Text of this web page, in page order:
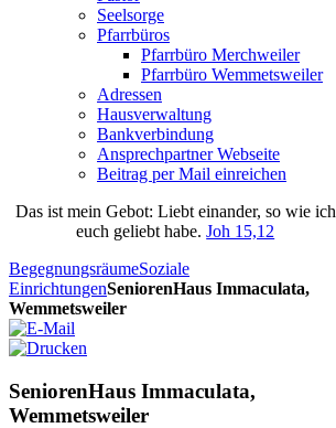
Seelsorge
Pfarrbüros
Pfarrbüro Merchweiler
Pfarrbüro Wemmetsweiler
Adressen
Hausverwaltung
Bankverbindung
Ansprechpartner Webseite
Beitrag per Mail einreichen
Das ist mein Gebot: Liebt einander, so wie ich
euch geliebt habe.Joh 15,12
BegegnungsräumeSoziale
EinrichtungenSeniorenHaus Immaculata,
Wemmetsweiler
SeniorenHaus Immaculata,
Wemmetsweiler